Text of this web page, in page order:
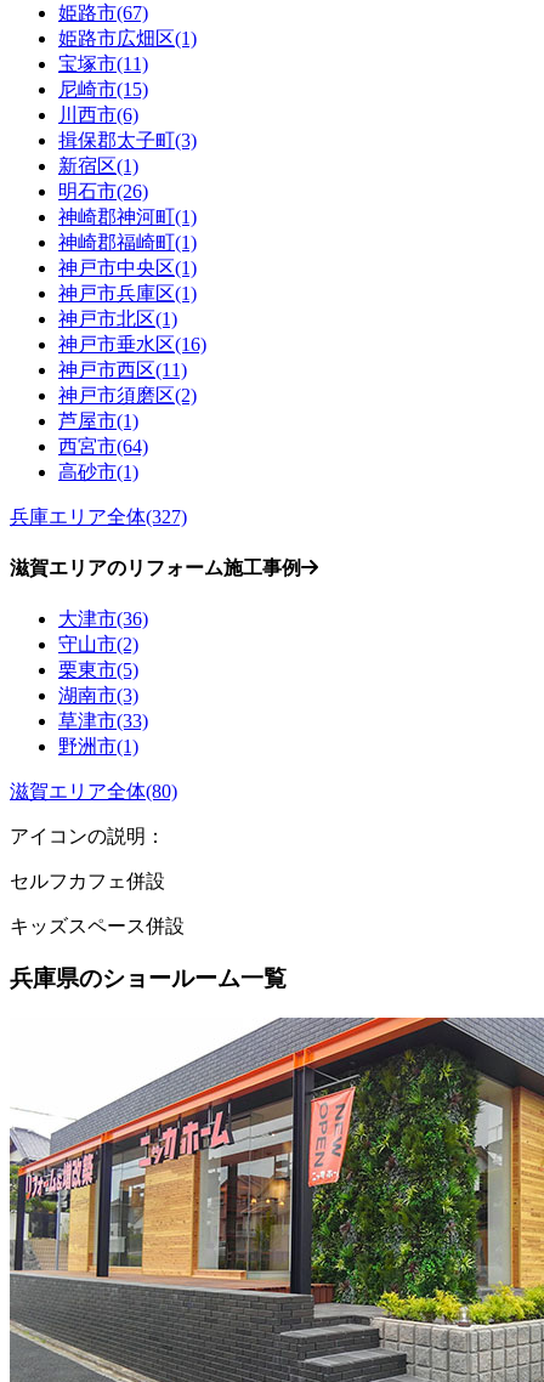
姫路市(67)
姫路市広畑区(1)
宝塚市(11)
尼崎市(15)
川西市(6)
揖保郡太子町(3)
新宿区(1)
明石市(26)
神崎郡神河町(1)
神崎郡福崎町(1)
神戸市中央区(1)
神戸市兵庫区(1)
神戸市北区(1)
神戸市垂水区(16)
神戸市西区(11)
神戸市須磨区(2)
芦屋市(1)
西宮市(64)
高砂市(1)
兵庫エリア全体(327)
滋賀エリアのリフォーム施工事例
大津市(36)
守山市(2)
栗東市(5)
湖南市(3)
草津市(33)
野洲市(1)
滋賀エリア全体(80)
アイコンの説明：
セルフカフェ併設
キッズスペース併設
兵庫県のショールーム一覧